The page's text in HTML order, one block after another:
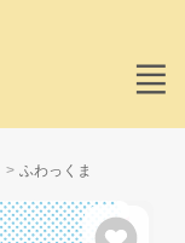
ふわっくま